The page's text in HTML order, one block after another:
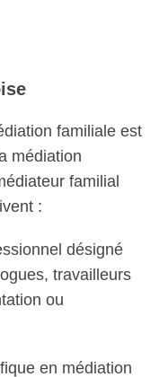
familiale est
médiation
familial
:
désigné
travailleurs
ou
en médiation